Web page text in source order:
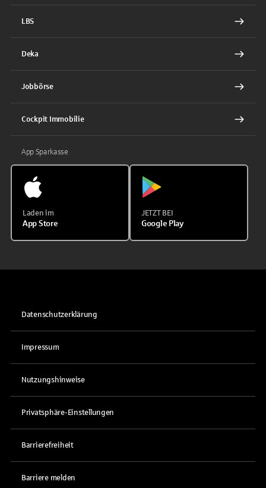
LBS
Deka
Jobbörse
Cockpit Immobilie
App Sparkasse
Laden im
App Store
JETZT BEI
Google Play
Datenschutzerklärung
Impressum
Nutzungshinweise
Privatsphäre-Einstellungen
Barrierefreiheit
Barriere melden